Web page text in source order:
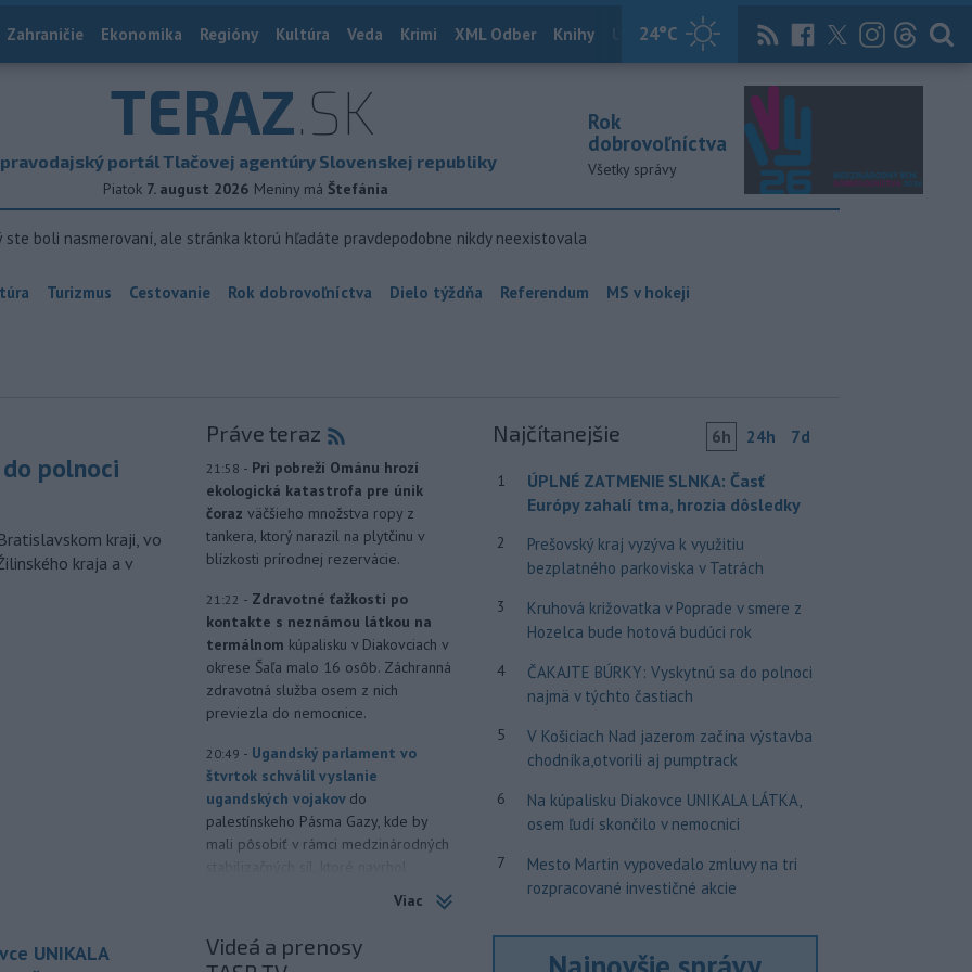
24°C
Zahraničie Ekonomika Regióny Kultúra Veda Krimi XML Odber Knihy Útulkovo Magazín News Now Archív
TERAZ.SK
portál Tlačovej agentúry Slovenskej republiky
Piatok 7. august 2026 Meniny má Štefánia
Rok
dobrovoľníctva
Všetky správy
ste boli nasmerovaní, ale stránka ktorú hľadáte pravdepodobne nikdy neexistovala
Turizmus Cestovanie Rok dobrovoľníctva Dielo týždňa Referendum MS v hokeji
do polnoci
kraji, vo
kraja a v
UNIKALA
Práve teraz
21:58 - Pri pobreží Ománu hrozí
ekologická katastrofa pre únik
čoraz väčšieho množstva ropy z
tankera, ktorý narazil na plytčinu v
blízkosti prírodnej rezervácie.
21:22 - Zdravotné ťažkosti po
kontakte s neznámou látkou na
termálnom kúpalisku v Diakovciach v
okrese Šaľa malo 16 osôb. Záchranná
zdravotná služba osem z nich
previezla do nemocnice.
20:49 - Ugandský parlament vo
štvrtok schválil vyslanie
ugandských vojakov do
palestínskeho Pásma Gazy, kde by
mali pôsobiť v rámci medzinárodných
(FA) stiahla svoju podporu
Viac
Videá a prenosy
Najčítanejšie 6h 24h 7d
1
ÚPLNÉ ZATMENIE SLNKA: Časť
Európy zahalí tma, hrozia dôsledky
2
Prešovský kraj vyzýva k využitiu
bezplatného parkoviska v Tatrách
3
Kruhová križovatka v Poprade v smere z
Hozelca bude hotová budúci rok
4
ČAKAJTE BÚRKY: Vyskytnú sa do polnoci
najmä v týchto častiach
5
V Košiciach Nad jazerom začína výstavba
chodníka,otvorili aj pumptrack
6
Na kúpalisku Diakovce UNIKALA LÁTKA,
osem ľudí skončilo v nemocnici
7
Mesto Martin vypovedalo zmluvy na tri
rozpracované investičné akcie